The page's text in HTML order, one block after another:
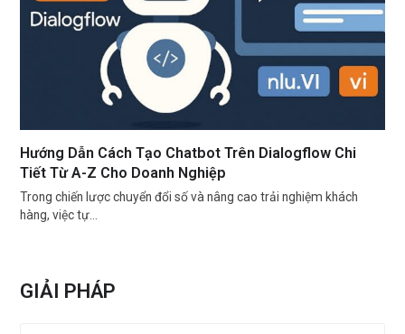
Hướng Dẫn Cách Tạo Chatbot Trên Dialogflow Chi
Tiết Từ A-Z Cho Doanh Nghiệp
Trong chiến lược chuyển đổi số và nâng cao trải nghiệm khách
hàng, việc tự…
GIẢI PHÁP